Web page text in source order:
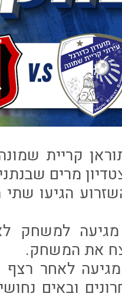
קריית
הגיעו
למשחק
את המשחק.
מגיעה לאחר
ובאים